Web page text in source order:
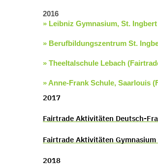
2016
» Leibniz Gymnasium, St.
» Berufbildungszentrum St.
» Theeltalschule Lebach
» Anne-Frank Schule, Saarlouis
2017
Fairtrade Aktivitäten Deutsch-
Fairtrade Aktivitäten
2018